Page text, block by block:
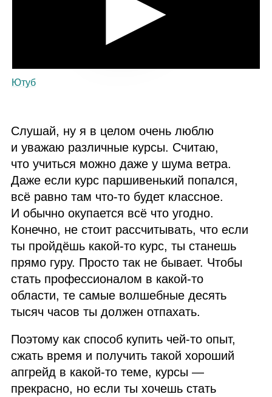
Ютуб
Слушай, ну я в целом очень люблю
и уважаю различные курсы. Считаю,
что учиться можно даже у шума ветра.
Даже если курс паршивенький попался,
всё равно там что‑то будет классное.
И обычно окупается всё что угодно.
Конечно, не стоит рассчитывать, что если
ты пройдёшь какой‑то курс, ты станешь
прямо гуру. Просто так не бывает. Чтобы
стать профессионалом в какой‑то
области, те самые волшебные десять
тысяч часов ты должен отпахать.
Поэтому как способ купить чей‑то опыт,
сжать время и получить такой хороший
апгрейд в какой‑то теме, курсы —
прекрасно, но если ты хочешь стать